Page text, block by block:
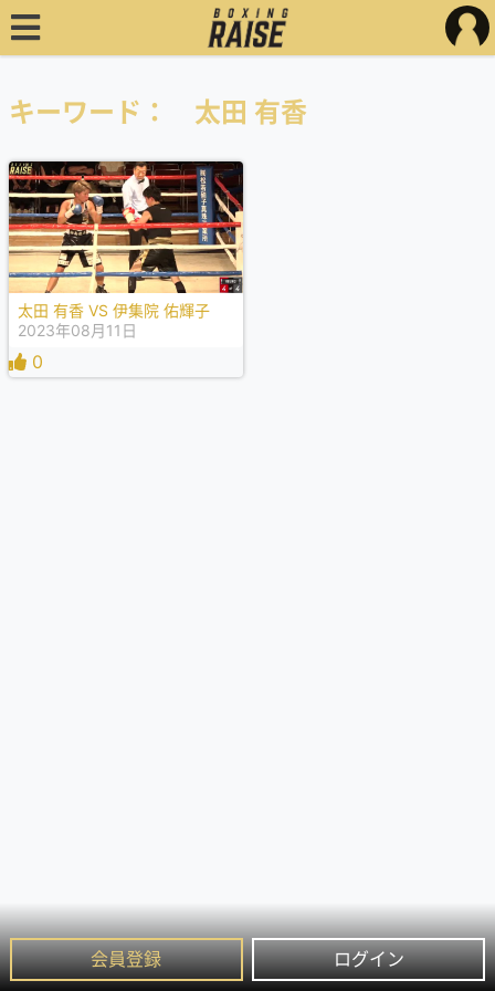
会員登録 ログイン
キーワード： 太田 有香
太田 有香 VS 伊集院 佑輝子
2023年08月11日
0